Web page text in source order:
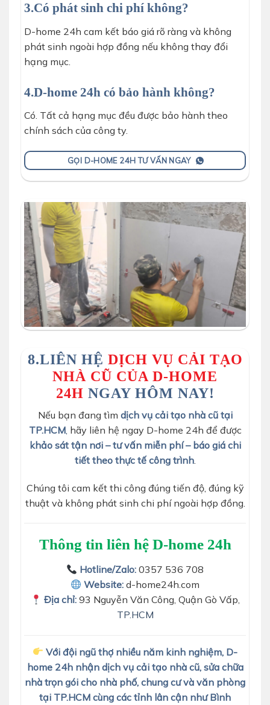
3.Có phát sinh chi phí không?
D-home 24h cam kết báo giá rõ ràng và không
phát sinh ngoài hợp đồng nếu không thay đổi
hạng mục.
4.D-home 24h có bảo hành không?
Có. Tất cả hạng mục đều được bảo hành theo
chính sách của công ty.
GỌI D-HOME 24H TƯ VẤN NGAY
8.LIÊN HỆ DỊCH VỤ CẢI TẠO
NHÀ CŨ CỦA D-HOME
24H NGAY HÔM NAY!
Nếu bạn đang tìm dịch vụ cải tạo nhà cũ tại
TP.HCM, hãy liên hệ ngay D-home 24h để được
khảo sát tận nơi – tư vấn miễn phí – báo giá chi
tiết theo thực tế công trình.
Chúng tôi cam kết thi công đúng tiến độ, đúng kỹ
thuật và không phát sinh chi phí ngoài hợp đồng.
Thông tin liên hệ D-home 24h
Hotline/Zalo: 0357 536 708
Website: d-home24h.com
Địa chỉ:93 Nguyễn Văn Công, Quận Gò Vấp,
TP.HCM
Với đội ngũ thợ nhiều năm kinh nghiệm, D-
home 24h nhận dịch vụ cải tạo nhà cũ, sửa chữa
nhà trọn gói cho nhà phố, chung cư và văn phòng
tại TP.HCM cùng các tỉnh lân cận như Bình